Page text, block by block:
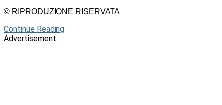
© RIPRODUZIONE RISERVATA
Continue Reading
Advertisement